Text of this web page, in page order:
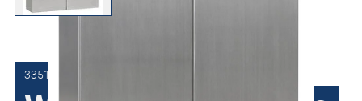
3351-1012-30-10